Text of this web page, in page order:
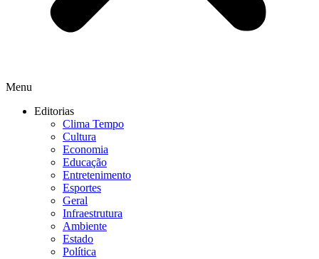
Menu
Editorias
Clima Tempo
Cultura
Economia
Educação
Entretenimento
Esportes
Geral
Infraestrutura
Ambiente
Estado
Política